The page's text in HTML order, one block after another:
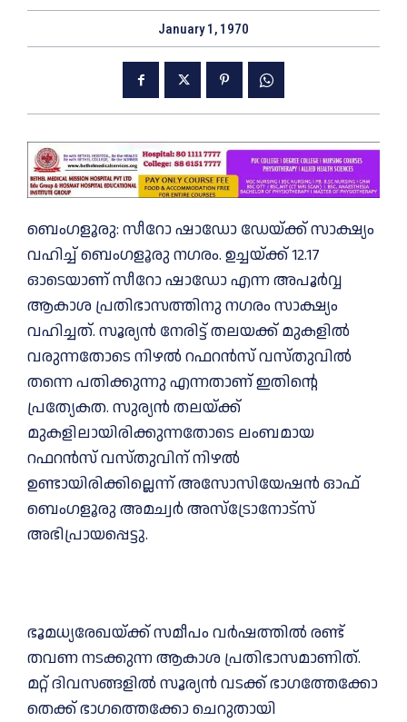
January 1, 1970
ബെംഗളൂരു: സീറോ ഷാഡോ ഡേയ്ക്ക് സാക്ഷ്യം
വഹിച്ച് ബെംഗളൂരു നഗരം. ഉച്ചയ്ക്ക് 12.17
ഓടെയാണ് സീറോ ഷാഡോ എന്ന അപൂര്‍വ്വ
ആകാശ പ്രതിഭാസത്തിനു നഗരം സാക്ഷ്യം
വഹിച്ചത്. സൂര്യന്‍ നേരിട്ട് തലയക്ക് മുകളില്‍
വരുന്നതോടെ നിഴല്‍ റഫറന്‍സ് വസ്തുവില്‍
തന്നെ പതിക്കുന്നു എന്നതാണ് ഇതിന്റെ
പ്രത്യേകത. സുര്യന്‍ തലയ്ക്ക്
മുകളിലായിരിക്കുന്നതോടെ ലംബമായ
റഫറന്‍സ് വസ്തുവിന് നിഴല്‍
ഉണ്ടായിരിക്കില്ലെന്ന് അസോസിയേഷന്‍ ഓഫ്
ബെംഗളൂരു അമച്വര്‍ അസ്ട്രോനോട്സ്
അഭിപ്രായപ്പെട്ടു.
ഭൂമധ്യരേഖയ്ക്ക് സമീപം വര്‍ഷത്തില്‍ രണ്ട്
തവണ നടക്കുന്ന ആകാശ പ്രതിഭാസമാണിത്.
മറ്റ് ദിവസങ്ങളില്‍ സൂര്യന്‍ വടക്ക് ഭാഗത്തേക്കോ
തെക്ക് ഭാഗത്തെക്കോ ചെറുതായി